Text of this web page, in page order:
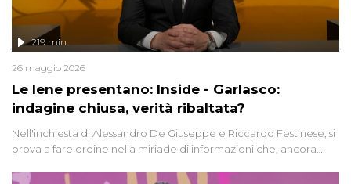
Le Iene presentano: Inside - Garlasco:
indagine chiusa, verità ribaltata?
219 min
26 maggio 2026
Nell'inchiesta di Alessandro De Giuseppe e Riccardo Festinese, si
prova a fare ordine nella miriade di informazioni che, ancora
giudiziarie più discusse degli ultimi anni. Lo speciale ricostruisce la